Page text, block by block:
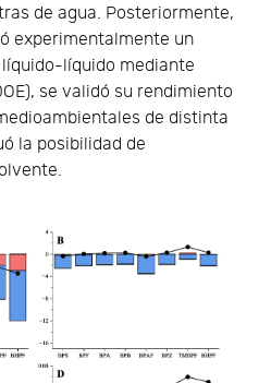
de agua. Posteriormente,
experimentalmente un
líquido mediante
se validó su rendimiento
de distinta
la posibilidad de